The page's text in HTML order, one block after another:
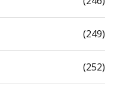
(249)
(252)